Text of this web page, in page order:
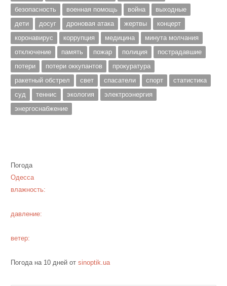
безопасность
военная помощь война
выходные
дети
досуг дроновая атака жертвы
концерт
коронавирус
коррупция медицина
минута молчания
отключение
память пожар полиция
пострадавшие
потери
потери оккупантов
прокуратура
ракетный обстрел
свет спасатели спорт
статистика
суд
теннис экология
электроэнергия
энергоснабжение
Погода
Одесса
влажность:
давление:
ветер:
Погода на 10 дней от sinoptik.ua